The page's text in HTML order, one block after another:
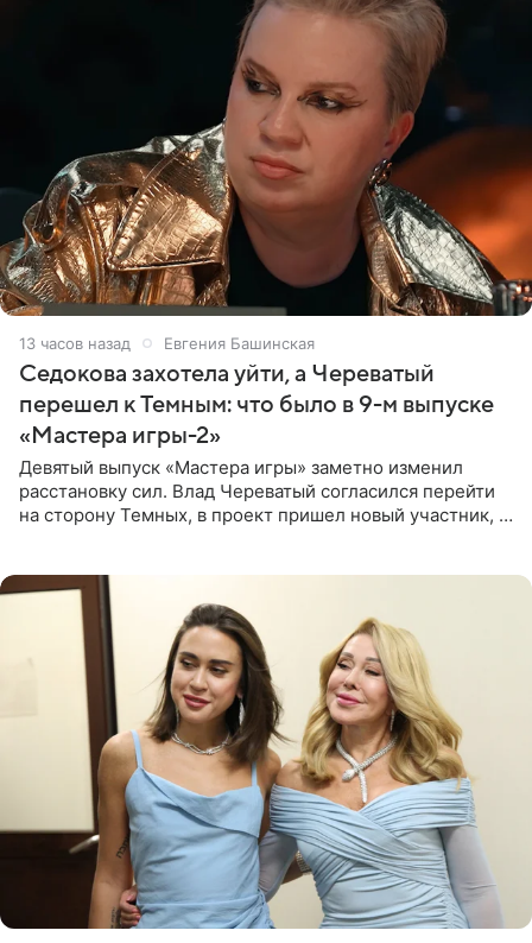
13 часов назад Евгения Башинская
Седокова захотела уйти, а Череватый
перешел к Темным: что было в 9-м выпуске
«Мастера игры-2»
Девятый выпуск «Мастера игры» заметно изменил
расстановку сил. Влад Череватый согласился перейти
на сторону Темных, в проект пришел новый участник, а